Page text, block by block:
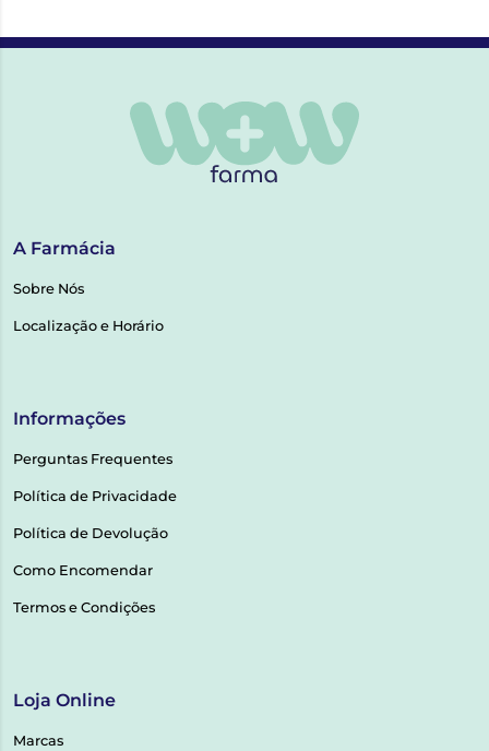
A Farmácia
Sobre Nós
Localização e Horário
Informações
Perguntas Frequentes
Política de Privacidade
Política de Devolução
Como Encomendar
Termos e Condições
Loja Online
Marcas